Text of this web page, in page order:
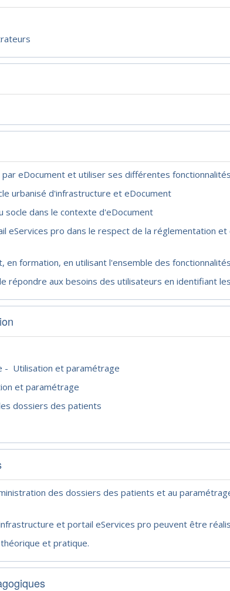
eDocument et utiliser ses différentes fonctionnalités
urbanisé d'infrastructure et eDocument
socle dans le contexte d'eDocument
eServices pro dans le respect de la réglementation
en formation, en utilisant l'ensemble des fonctionnalités
répondre aux besoins des utilisateurs en identifiant
- Utilisation et paramétrage
et paramétrage
dossiers des patients
des dossiers des patients et au
et portail eServices pro peuvent être
et pratique.